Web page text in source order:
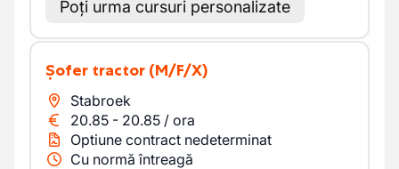
Poți urma cursuri personalizate
Șofer tractor (M/F/X)
Stabroek
20.85 - 20.85 / ora
Optiune contract nedeterminat
Cu normă întreagă